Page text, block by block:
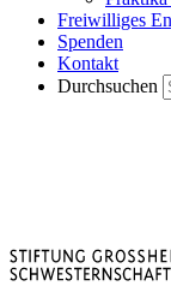
Freiwilliges
Spenden
Kontakt
Durchsuchen